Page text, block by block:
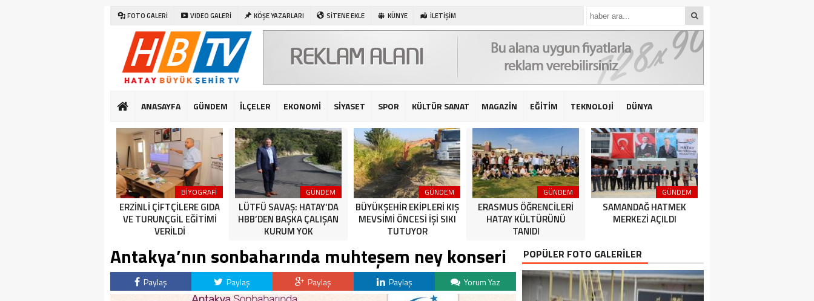
FOTO GALERİ VIDEO GALERİ KÖŞE YAZARLARI SİTENE EKLE KÜNYE İLETİŞİM
ANASAYFA GÜNDEM İLÇELER EKONOMİ SİYASET SPOR KÜLTÜR SANAT MAGAZİN EĞİTİM TEKNOLOJİ DÜNYA
SAĞLIK
BİYOGRAFİ
ERZİNLİ ÇİFTÇİLERE GIDA
VE TURUNÇGİL EĞİTİMİ
VERİLDİ
GÜNDEM
LÜTFÜ SAVAŞ: HATAY’DA
HBB’DEN BAŞKA ÇALIŞAN
KURUM YOK
GÜNDEM
BÜYÜKŞEHİR EKİPLERİ KIŞ
MEVSİMİ ÖNCESİ İŞİ SIKI
TUTUYOR
GÜNDEM
ERASMUS ÖĞRENCİLERİ
HATAY KÜLTÜRÜNÜ
TANIDI
GÜNDEM
SAMANDAĞ HATMEK
MERKEZİ AÇILDI
Antakya’nın sonbaharında muhteşem ney konseri
Paylaş Paylaş Paylaş Paylaş Yorum Yaz
POPÜLER FOTO GALERİLER